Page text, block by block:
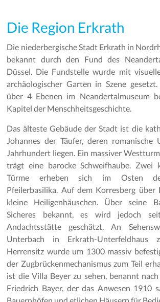
Die Region Erkrath
Die niederbergische Stadt Erkrath in
bekannt durch den Fund des
Düssel. Die Fundstelle wurde mit
archäologischer Garten in Szene
über 4 Ebenen im Neandertalmuseum
Kapitel der Menschheitsgeschichte.
Das älteste Gebäude der Stadt ist die
Johannes der Täufer, deren romanische
Jahrhundert liegen. Ein massiver
trägt eine barocke Schweifhaube. Zwei
Türme erheben sich im Osten
Pfeilerbasilika. Auf dem Korresberg über
kleine Heiligenhäuschen. Über seine
Sicheres bekannt, es wird jedoch
Andachtsstätte geschätzt. An
Unterbach in Erkrath-Unterfeldhaus
Herrensitz wurde um 1300 massiv
der Zugbrückenmechanismus zum Teil
ist die Villa Beyer zu sehen, benannt
Friedrich Bayer, der das Anwesen 1910